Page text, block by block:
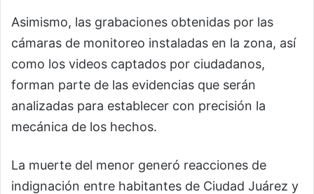
Asimismo, las grabaciones obtenidas por las
cámaras de monitoreo instaladas en la zona, así
como los videos captados por ciudadanos,
forman parte de las evidencias que serán
analizadas para establecer con precisión la
mecánica de los hechos.
La muerte del menor generó reacciones de
indignación entre habitantes de Ciudad Juárez y